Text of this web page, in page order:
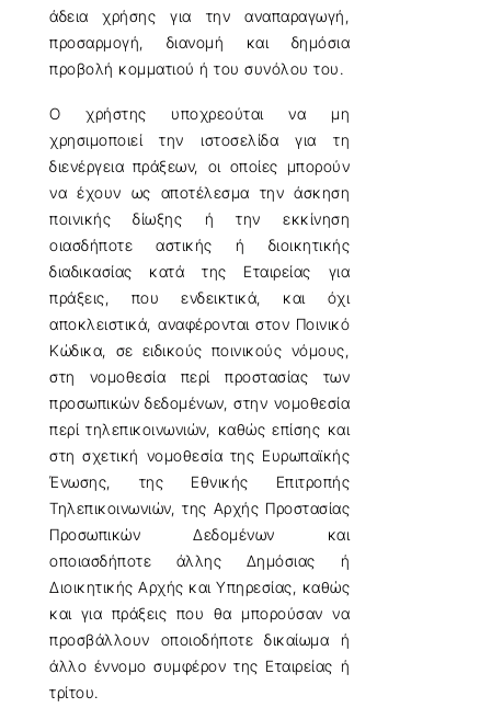
άδεια χρήσης για την αναπαραγωγή,
προσαρμογή, διανομή και δημόσια
προβολή κομματιού ή του συνόλου του.
Ο χρήστης υποχρεούται να μη
χρησιμοποιεί την ιστοσελίδα για τη
διενέργεια πράξεων, οι οποίες μπορούν
να έχουν ως αποτέλεσμα την άσκηση
ποινικής δίωξης ή την εκκίνηση
οιασδήποτε αστικής ή διοικητικής
διαδικασίας κατά της Εταιρείας για
πράξεις, που ενδεικτικά, και όχι
αποκλειστικά, αναφέρονται στον Ποινικό
Κώδικα, σε ειδικούς ποινικούς νόμους,
στη νομοθεσία περί προστασίας των
προσωπικών δεδομένων, στην νομοθεσία
περί τηλεπικοινωνιών, καθώς επίσης και
στη σχετική νομοθεσία της Ευρωπαϊκής
Ένωσης, της Εθνικής Επιτροπής
Τηλεπικοινωνιών, της Αρχής Προστασίας
Προσωπικών Δεδομένων και
οποιασδήποτε άλλης Δημόσιας ή
Διοικητικής Αρχής και Υπηρεσίας, καθώς
και για πράξεις που θα μπορούσαν να
προσβάλλουν οποιοδήποτε δικαίωμα ή
άλλο έννομο συμφέρον της Εταιρείας ή
τρίτου.